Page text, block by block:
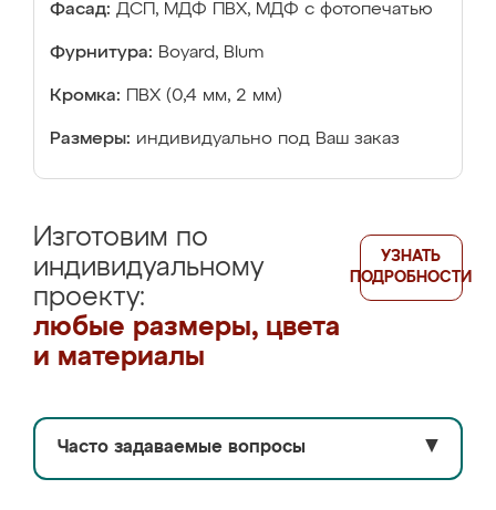
Фасад: ДСП, МДФ ПВХ, МДФ с фотопечатью
Фурнитура: Boyard, Blum
Кромка: ПВХ (0,4 мм, 2 мм)
Размеры: индивидуально под Ваш заказ
Изготовим по
индивидуальному
проекту:
любые размеры, цвета
и материалы
УЗНАТЬ
ПОДРОБНОСТИ
Часто задаваемые вопросы ▼